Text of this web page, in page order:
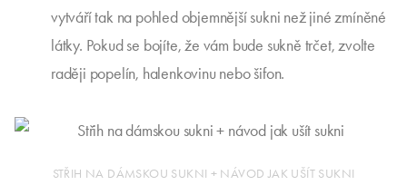
vytváří tak na pohled objemnější sukni než jiné zmíněné
látky. Pokud se bojíte, že vám bude sukně trčet, zvolte
raději popelín, halenkovinu nebo šifon.
STŘIH NA DÁMSKOU SUKNI + NÁVOD JAK UŠÍT SUKNI